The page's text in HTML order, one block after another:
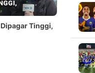
Tinggi,